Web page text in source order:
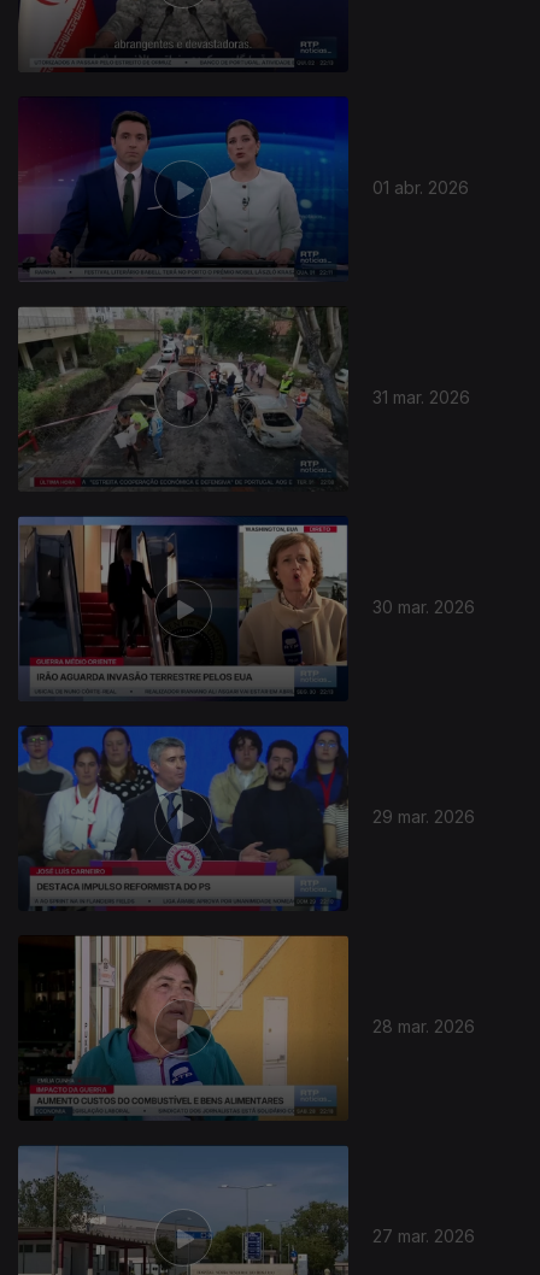
01 abr. 2026
31 mar. 2026
30 mar. 2026
29 mar. 2026
28 mar. 2026
27 mar. 2026